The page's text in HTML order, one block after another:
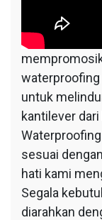
waterproofing
untuk
kantilever
sesuai
hati kami
Segala
diarahkan